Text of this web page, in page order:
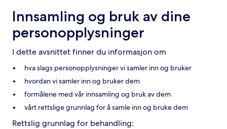
Innsamling og bruk av dine
personopplysninger
I dette avsnittet finner du informasjon om
hva slags personopplysninger vi samler inn og bruker
hvordan vi samler inn og bruker dem
formålene med vår innsamling og bruk av dem
vårt rettslige grunnlag for å samle inn og bruke dem
Rettslig grunnlag for behandling: